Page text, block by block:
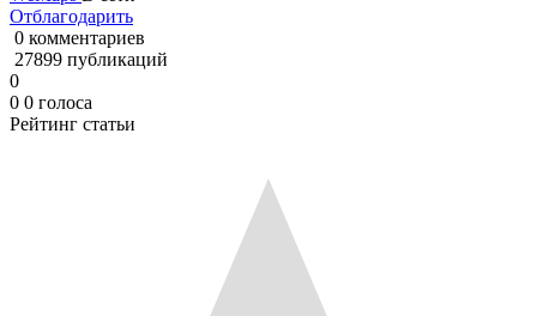
Отблагодарить
0 комментариев
27899 публикаций
0
0 0 голоса
Рейтинг статьи